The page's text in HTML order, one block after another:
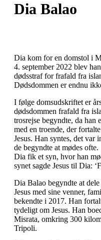
Dia Balao
Dia kom for en domstol i
4. september 2022 blev
dødsstraf for frafald fra
Dødsdommen er endnu
I følge domsudskriftet er
dødsdommen frafald fra
trosrejse begyndte, da han
med en troende, der
Jesus. Han syntes, det var
de begyndte at mødes ofte.
Dia fik et syn, hvor han
synet sagde Jesus til Dia:
Dia Balao begyndte at dele
Jesus med sine venner,
bekendte i 2017. Han
tydeligt om Jesus. Han
Misrata, omkring 300
Tripoli.